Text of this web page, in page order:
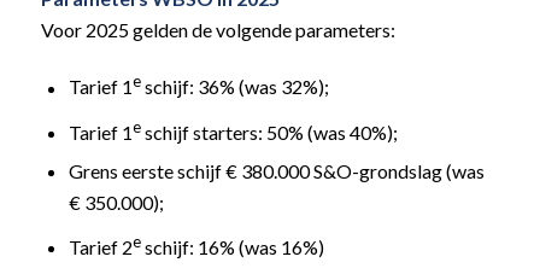
Voor 2025 gelden de volgende parameters:
Tarief 1eschijf: 36% (was 32%);
Tarief 1eschijf starters: 50% (was 40%);
Grens eerste schijf € 380.000 S&O-grondslag (was
€ 350.000);
Tarief 2eschijf: 16% (was 16%)